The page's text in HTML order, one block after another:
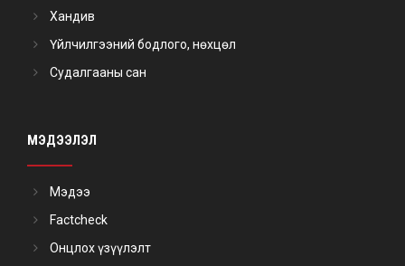
Хандив
Үйлчилгээний бодлого, нөхцөл
Судалгааны сан
МЭДЭЭЛЭЛ
Мэдээ
Factcheck
Онцлох үзүүлэлт